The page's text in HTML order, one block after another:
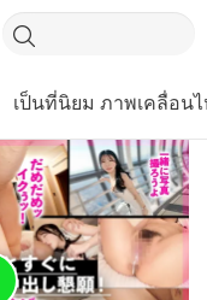
เป็นที่นิยม ภาพเคลื่อน